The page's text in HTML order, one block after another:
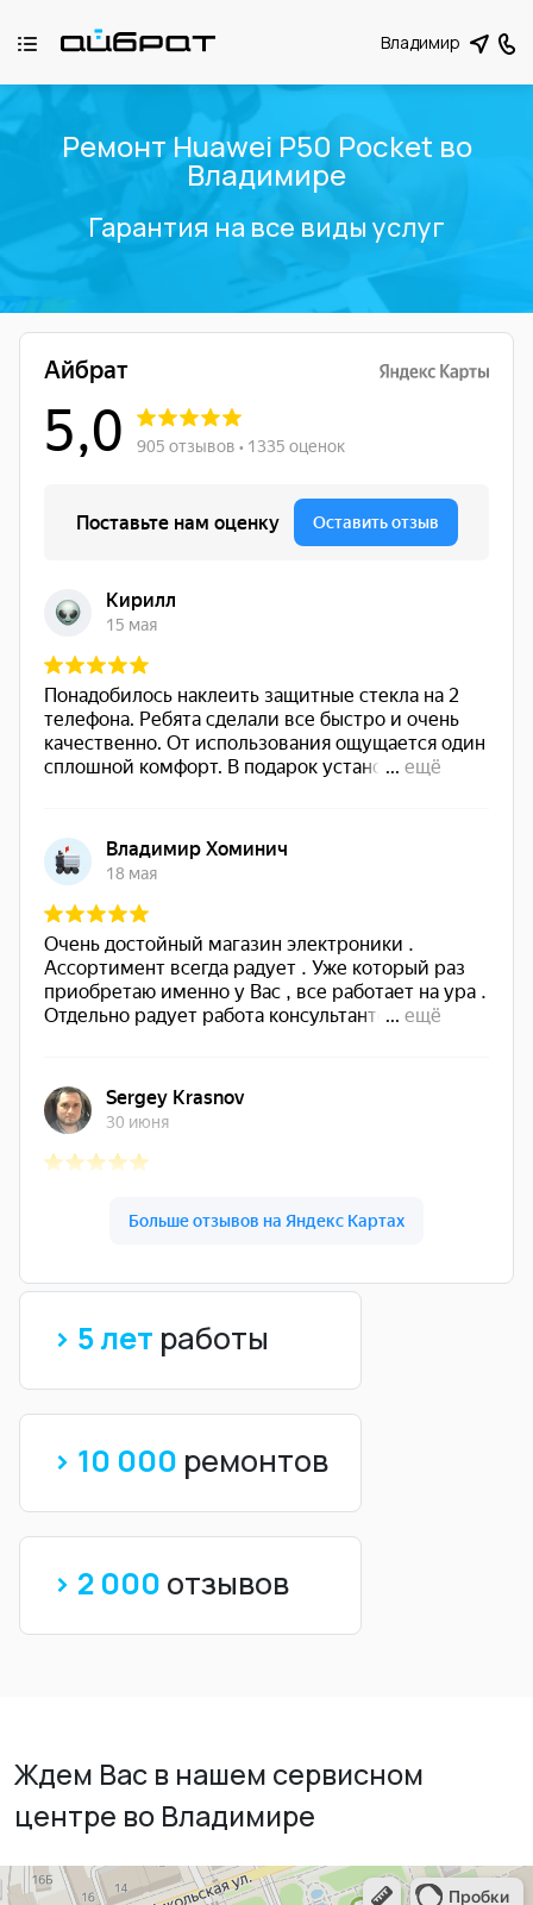
Владимир
Ремонт Huawei P50 Pocket во
Владимире
Гарантия на все виды услуг
> 5 лет работы
> 10 000 ремонтов
> 2 000 отзывов
Ждем Вас в нашем сервисном
центре во Владимире